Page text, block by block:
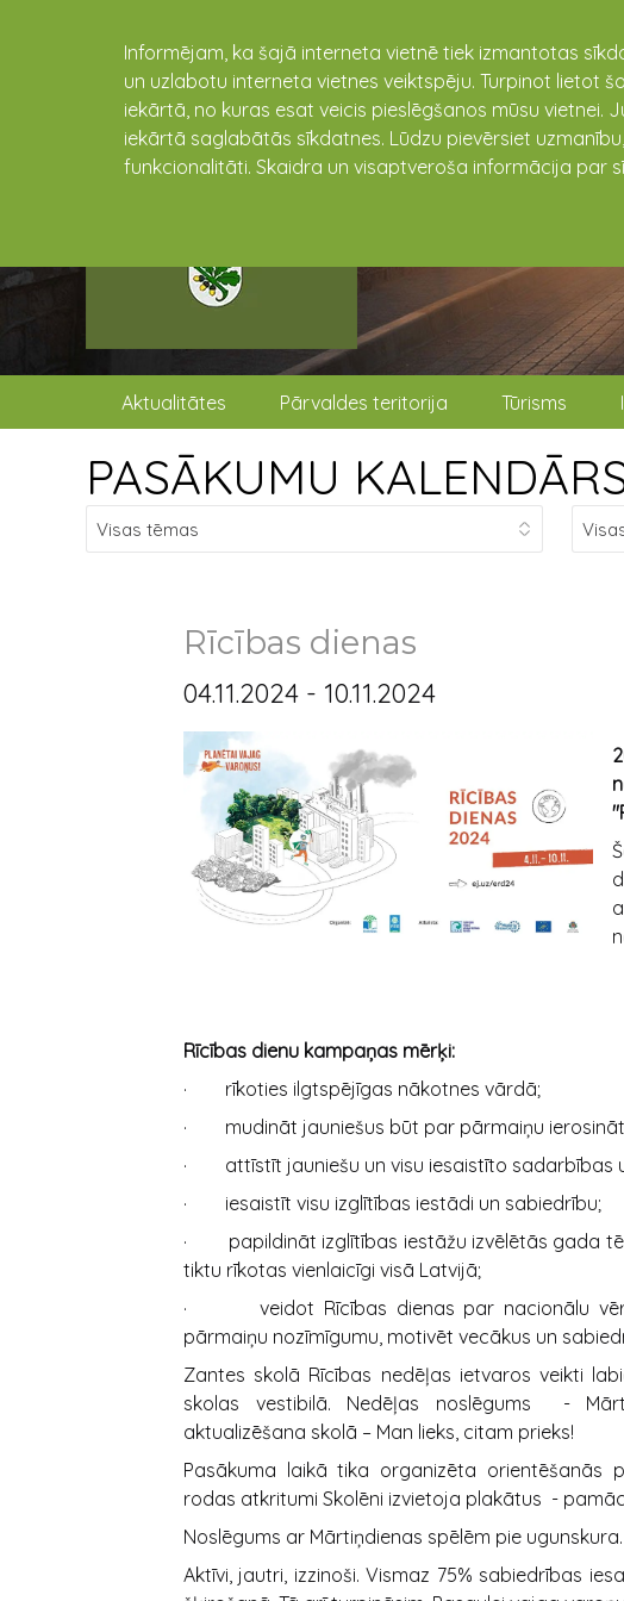
Informējam, ka šajā interneta vietnē tiek izmantotas
un uzlabotu interneta vietnes veiktspēju. Turpinot lietot
iekārtā, no kuras esat veicis pieslēgšanos mūsu
iekārtā saglabātās sīkdatnes. Lūdzu pievērsiet
funkcionalitāti. Skaidra un visaptveroša informācija par
Aktualitātes Pārvaldes teritorija Tūrisms
PASĀKUMU
Rīcības dienas
04.11.2024 - 10.11.2024
Rīcības dienu kampaņas mērķi:
· rīkoties ilgtspējīgas nākotnes vārdā;
· mudināt jauniešus būt par pārmaiņu
· attīstīt jauniešu un visu iesaistīto sadarbības
· iesaistīt visu izglītības iestādi un sabiedrību;
· papildināt izglītības iestāžu izvēlētās gada
tiktu rīkotas vienlaicīgi visā Latvijā;
· veidot Rīcības dienas par nacionālu
pārmaiņu nozīmīgumu, motivēt vecākus un
Zantes skolā Rīcības nedēļas ietvaros veikti
skolas vestibilā. Nedēļas noslēgums -
aktualizēšana skolā – Man lieks, citam prieks!
Pasākuma laikā tika organizēta
rodas atkritumi Skolēni izvietoja plakātus -
Noslēgums ar Mārtiņdienas spēlēm pie ugunskura.
Aktīvi, jautri, izzinoši. Vismaz 75% sabiedrības